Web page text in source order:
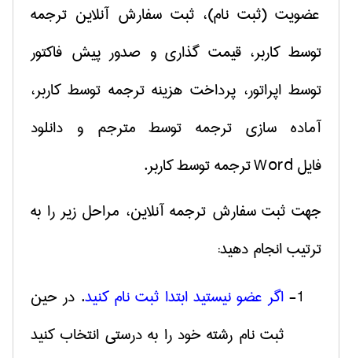
عضویت (ثبت نام)، ثبت سفارش آنلاین ترجمه
توسط کاربر، قیمت گذاری و صدور پیش فاکتور
توسط اپراتور، پرداخت هزینه ترجمه توسط کاربر،
آماده سازی ترجمه توسط مترجم و دانلود
فایل Wordترجمهتوسط کاربر.
جهت ثبت سفارش ترجمه آنلاین، مراحل زیر را به
ترتیب انجام دهید:
1- اگر عضو نیستید ابتدا ثبت نام کنید. در حین
ثبت نام رشته خود را به درستی انتخاب کنید